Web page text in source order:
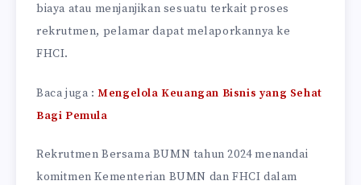
biaya atau menjanjikan sesuatu terkait proses
rekrutmen, pelamar dapat melaporkannya ke
FHCI.
Baca juga :Mengelola Keuangan Bisnis yang Sehat
Bagi Pemula
Rekrutmen Bersama BUMN tahun 2024 menandai
komitmen Kementerian BUMN dan FHCI dalam